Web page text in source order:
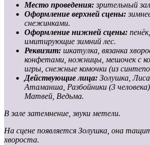
Место проведения: зрительный
Оформление верхней сцены:
снежинками.
Оформление нижней сцены:
имитирующие зимний лес.
Реквизит: шкатулка, вязанка
конфетами, ножницы, мешочек с
игры, снежные комочки (из
Действующие лица: Золушка,
Атаманша, Разбойники (3
Матвей, Ведьма.
В зале затемнение, звуки метели.
На сцене появляется Золушка, она
хвороста.